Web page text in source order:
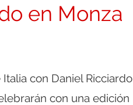
en Monza
con Daniel Ricciardo
con una edición